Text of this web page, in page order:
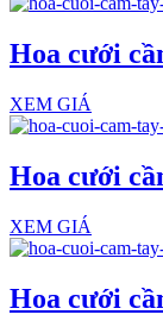
Hoa cưới
XEM GIÁ
Hoa cưới
XEM GIÁ
Hoa cưới